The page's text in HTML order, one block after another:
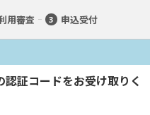
用審査 3 申込受付
証コードをお受け取りく